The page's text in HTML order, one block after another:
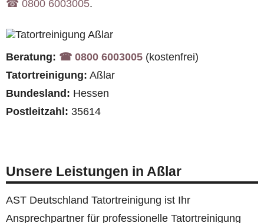
☎︎ 0800 6003005.
Beratung: ☎︎ 0800 6003005 (kostenfrei)
Tatortreinigung: Aßlar
Bundesland: Hessen
Postleitzahl: 35614
Unsere Leistungen in Aßlar
AST Deutschland Tatortreinigung ist Ihr
Ansprechpartner für professionelle Tatortreinigung